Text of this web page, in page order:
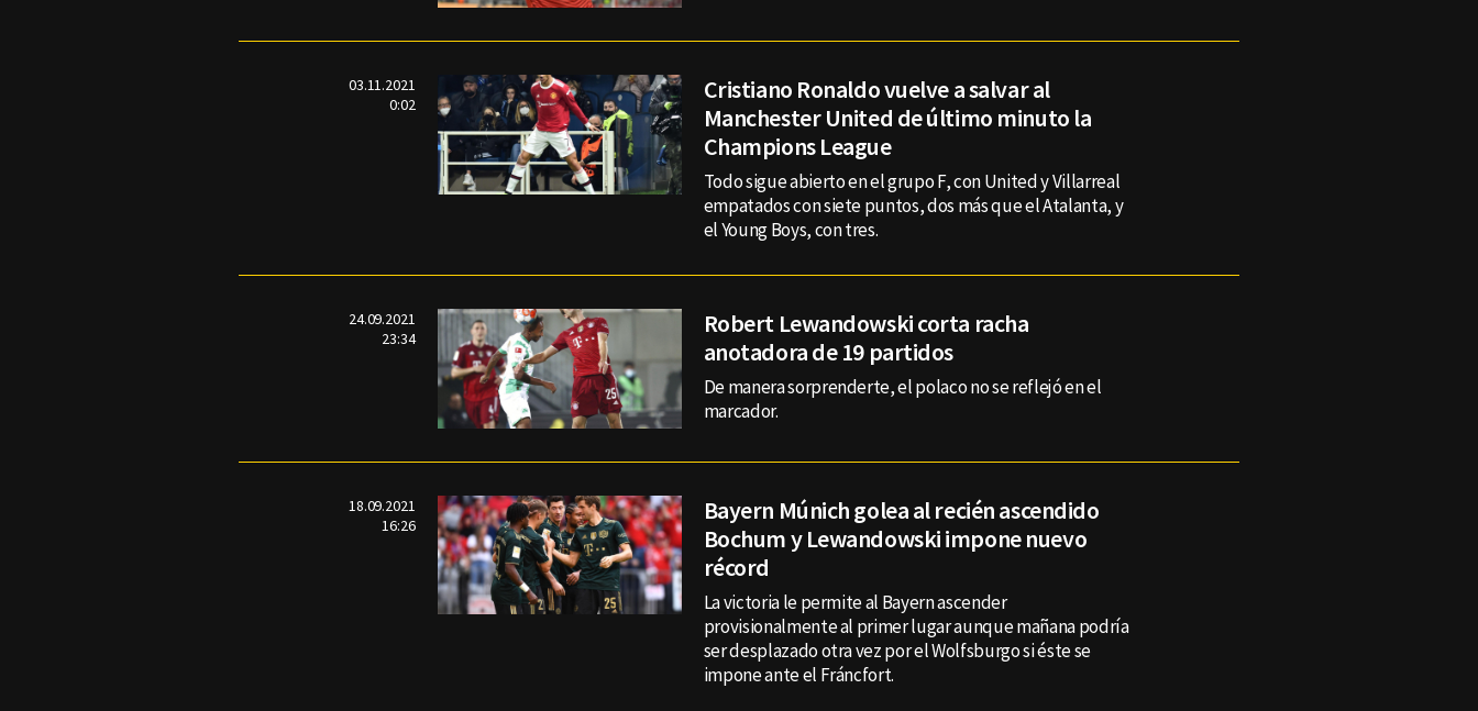
03.11.2021
0:02
Cristiano Ronaldo vuelve a salvar al
Manchester United de último minuto la
Champions League
Todo sigue abierto en el grupo F, con United y Villarreal
empatados con siete puntos, dos más que el Atalanta, y
el Young Boys, con tres.
24.09.2021
23:34
Robert Lewandowski corta racha
anotadora de 19 partidos
De manera sorprenderte, el polaco no se reflejó en el
marcador.
18.09.2021
16:26
Bayern Múnich golea al recién ascendido
Bochum y Lewandowski impone nuevo
récord
La victoria le permite al Bayern ascender
provisionalmente al primer lugar aunque mañana podría
ser desplazado otra vez por el Wolfsburgo si éste se
impone ante el Fráncfort.